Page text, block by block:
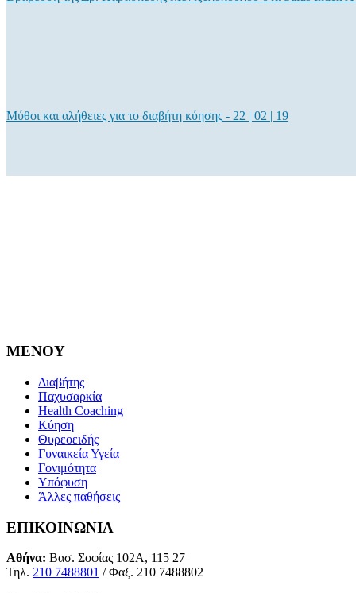
Μύθοι και αλήθειες για το διαβήτη κύησης - 22 | 02 | 19
MENOY
Διαβήτης
Παχυσαρκία
Health Coaching
Κύηση
Θυρεοειδής
Γυναικεία Υγεία
Γονιμότητα
Υπόφυση
Άλλες παθήσεις
ΕΠΙΚΟΙΝΩΝΙΑ
Αθήνα: Βασ. Σοφίας 102Α, 115 27
Τηλ. 210 7488801 / Φαξ. 210 7488802